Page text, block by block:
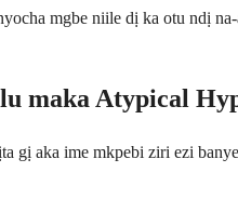
mgbe niile dị ka otu ndị
maka Atypical
gị aka ime mkpebi ziri ezi